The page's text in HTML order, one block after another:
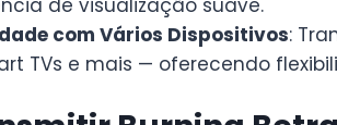
com Vários Dispositivos:
TVs e mais — oferecendo